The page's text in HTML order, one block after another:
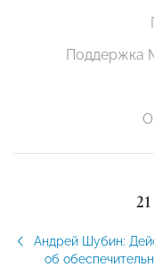
Поддержка
Андрей Шубин:
об